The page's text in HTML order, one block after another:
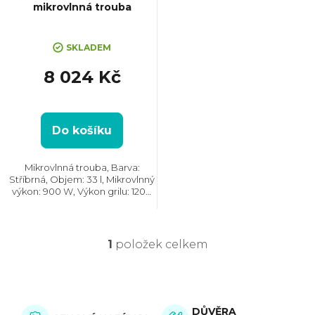
k
t
mikrovlnná trouba
SKLADEM
8 024 Kč
Do košíku
Mikrovlnná trouba, Barva:
Stříbrná, Objem: 33 l, Mikrovlnný
výkon: 900 W, Výkon grilu: 1200
O
1 položek celkem
DŮVĚRA